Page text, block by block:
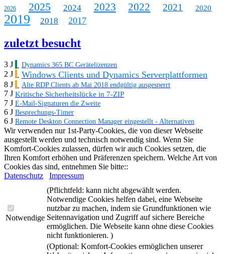
2026 2025 2024 2023 2022 2021 2020
2019 2018 2017
zuletzt besucht
3 J Dynamics 365 BC Gerätelizenzen
2 J Windows Clients und Dynamics Serverplattformen
8 J Alte RDP Clients ab Mai 2018 endgültig ausgesperrt
7 J Kritische Sicherheitslücke in 7-ZIP
7 J E-Mail-Signaturen die Zweite
6 J Besprechungs-Timer
6 J Remote Desktop Connection Manager eingestellt - Alternativen
Wir verwenden nur 1st-Party-Cookies, die von dieser Webseite
ausgestellt werden und technisch notwendig sind. Wenn Sie
Komfort-Cookies zulassen, dürfen wir auch Cookies setzen, die
Ihren Komfort erhöhen und Präferenzen speichern. Welche Art von
Cookies das sind, entnehmen Sie bitte::
Datenschutz
Impressum
Notwendige
(Pflichtfeld: kann nicht abgewählt werden.
Notwendige Cookies helfen dabei, eine Webseite
nutzbar zu machen, indem sie Grundfunktionen wie
Seitennavigation und Zugriff auf sichere Bereiche
ermöglichen. Die Webseite kann ohne diese Cookies
nicht funktionieren. )
(Optional: Komfort-Cookies ermöglichen unserer